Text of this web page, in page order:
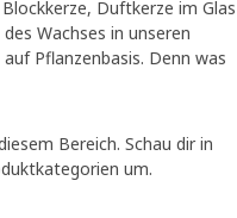
Duftkerze im Glas
Wachses in unseren
Pflanzenbasis. Denn was
Bereich. Schau dir in
um.